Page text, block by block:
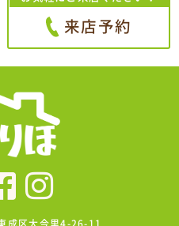
来店予約
成区大今里4-26-11